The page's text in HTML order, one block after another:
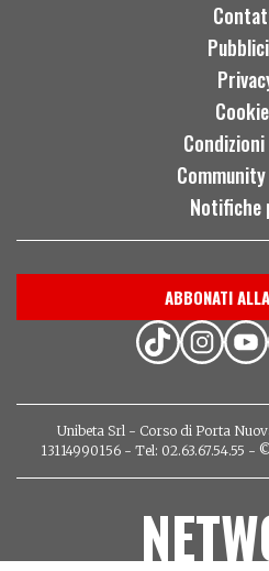
Notifiche
ABBONATI
Unibeta Srl - Corso di Porta
13114990156 - Tel: 02.63.67.54.55